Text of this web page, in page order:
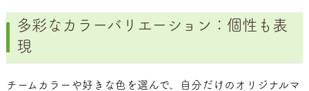
多彩なカラーバリエーション：個性も表
現
チームカラーや好きな色を選んで、自分だけのオリジナルマ